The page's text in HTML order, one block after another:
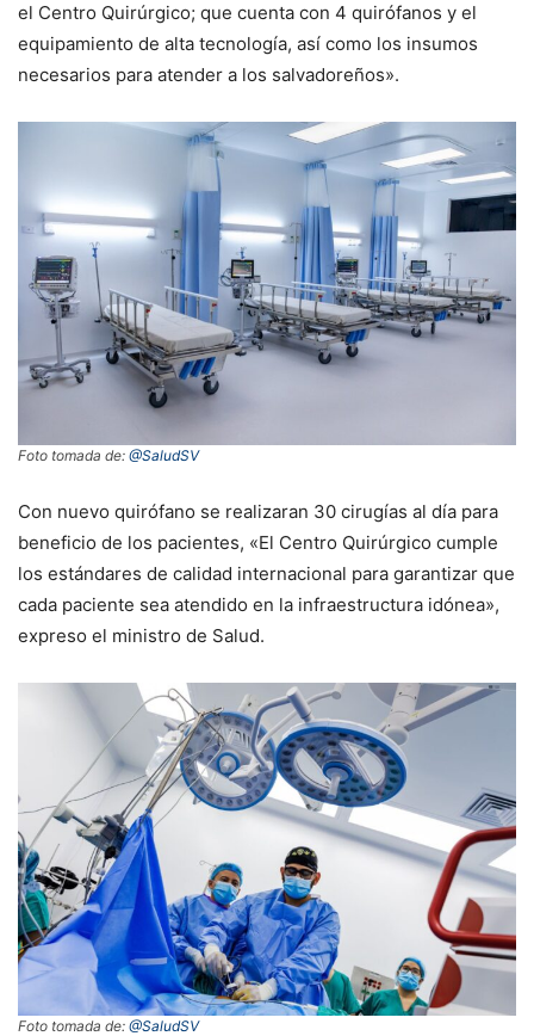
el Centro Quirúrgico; que cuenta con 4 quirófanos y el
equipamiento de alta tecnología, así como los insumos
necesarios para atender a los salvadoreños».
Foto tomada de: @SaludSV
Con nuevo quirófano se realizaran 30 cirugías al día para
beneficio de los pacientes, «El Centro Quirúrgico cumple
los estándares de calidad internacional para garantizar que
cada paciente sea atendido en la infraestructura idónea»,
expreso el ministro de Salud.
Foto tomada de: @SaludSV